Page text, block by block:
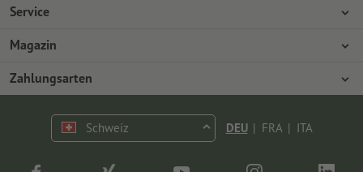
Über Onlineprinters
Presse
Umweltschutz
Service
Zahlungsarten
Versand
op.premium
Magazin
Design
Druck & Insights
Tutorials
Zahlungsarten
Schweiz DEU | FRA | ITA